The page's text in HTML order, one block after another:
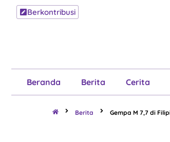
Berkontribusi
Beranda Berita Cerita
Berita Gempa M 7,7 di